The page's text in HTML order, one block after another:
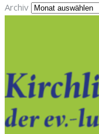
Archiv